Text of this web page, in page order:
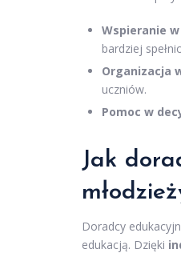
Wspieranie
bardziej
Organizacja
uczniów.
Pomoc w
Jak
Doradcy
edukacją. Dzięki